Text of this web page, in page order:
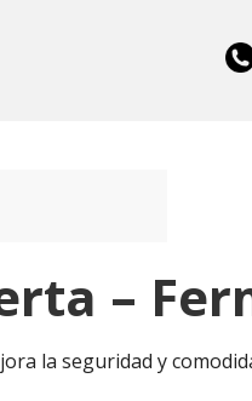
–
la seguridad y